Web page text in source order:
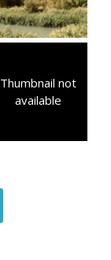
Thumbnail not
available